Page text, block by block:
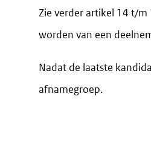
Zie verder artikel 14 t/m
worden van een
Nadat de laatste
afnamegroep.